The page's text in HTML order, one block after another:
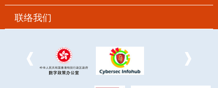
联络我们